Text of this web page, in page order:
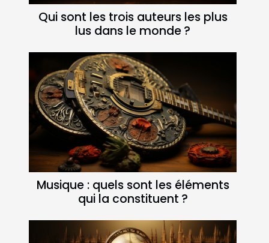
Qui sont les trois auteurs les plus
lus dans le monde ?
Musique : quels sont les éléments
qui la constituent ?